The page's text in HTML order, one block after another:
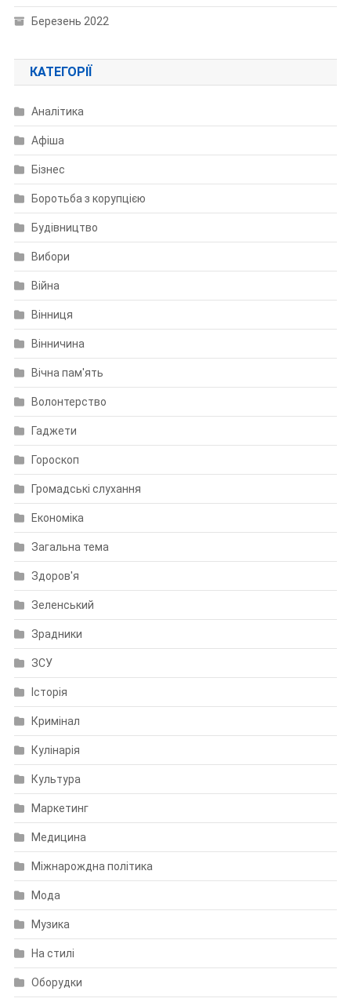
Березень 2022
КАТЕГОРІЇ
Аналітика
Афіша
Бізнес
Боротьба з корупцією
Будівництво
Вибори
Війна
Вінниця
Вінничина
Вічна пам'ять
Волонтерство
Гаджети
Гороскоп
Громадські слухання
Економіка
Загальна тема
Здоров'я
Зеленський
Зрадники
ЗСУ
Історія
Кримінал
Кулінарія
Культура
Маркетинг
Медицина
Міжнарождна політика
Мода
Музика
На стилі
Оборудки